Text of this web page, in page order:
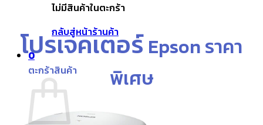
ไม่มีสินค้าในตะกร้า
กลับสู่หน้าร้านค้า
0
ตะกร้าสินค้า
โปรเจคเตอร์Epson ราคา
พิเศษ